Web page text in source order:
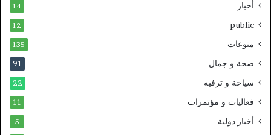
أخبار 14
public
12
منوعات 135
صحة و جمال 91
سياحة و ترفيه 22
فعاليات و مؤتمرات 11
أخبار دولية 5